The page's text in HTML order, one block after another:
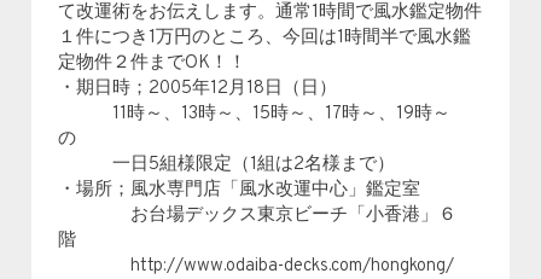
て改運術をお伝えします。通常1時間で風水鑑定物件
１件につき1万円のところ、今回は1時間半で風水鑑
定物件２件までOK！！
・期日時；2005年12月18日（日）
11時～、13時～、15時～、17時～、19時～
の
一日5組様限定（1組は2名様まで）
・場所；風水専門店「風水改運中心」鑑定室
お台場デックス東京ビーチ「小香港」６
階
http://www.odaiba-decks.com/hongkong/